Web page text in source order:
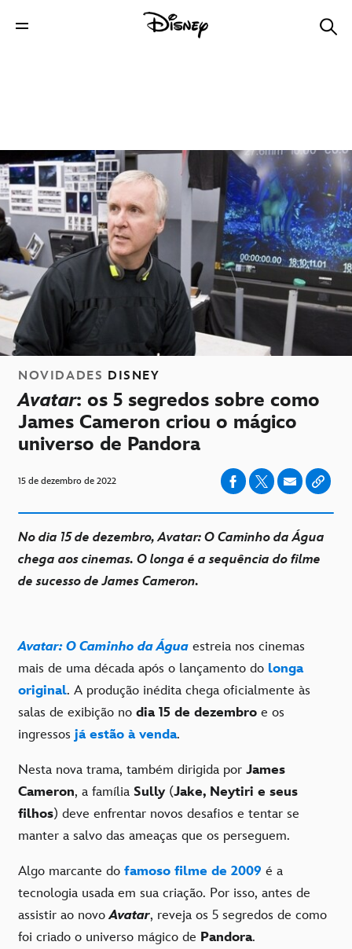
NOVIDADES DISNEY
Avatar: os 5 segredos sobre como
James Cameron criou o mágico
universo de Pandora
15 de dezembro de 2022
No dia 15 de dezembro, Avatar: O Caminho da Água
chega aos cinemas. O longa é a sequência do filme
de sucesso de James Cameron.
Avatar: O Caminho da Água estreia nos cinemas
mais de uma década após o lançamento do longa
original. A produção inédita chega oficialmente às
salas de exibição no dia 15 de dezembro e os
ingressos já estão à venda.
Nesta nova trama, também dirigida por James
Cameron, a família Sully (Jake, Neytiri e seus
filhos) deve enfrentar novos desafios e tentar se
manter a salvo das ameaças que os perseguem.
Algo marcante do famoso filme de 2009 é a
tecnologia usada em sua criação. Por isso, antes de
assistir ao novoAvatar, reveja os 5 segredos de como
foi criado o universo mágico de Pandora.